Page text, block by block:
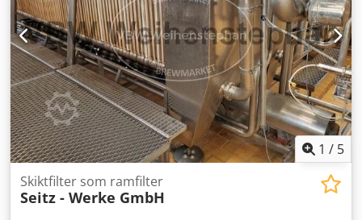
1 / 5
Skiktfilter som ramfilter
Seitz - Werke GmbH